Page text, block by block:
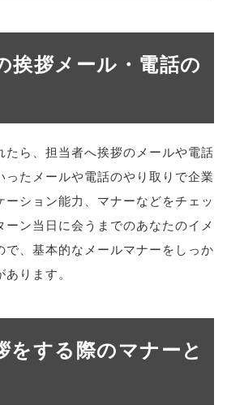
挨拶メール・電話の
たら、担当者へ挨拶のメールや電話
ったメールや電話のやり取りで企業
ション能力、マナーなどをチェッ
ーン当日に会うまでのあなたのイメ
で、基本的なメールマナーをしっか
ります。
をする際のマナーと